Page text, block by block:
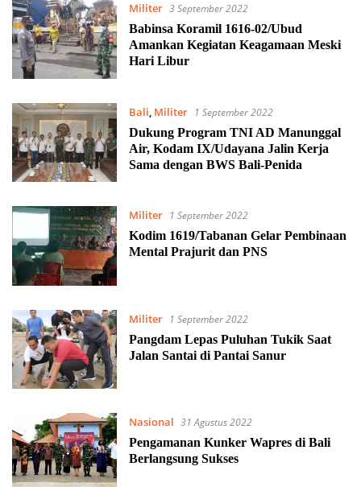
Militer 3 September 2022
Babinsa Koramil 1616-02/Ubud
Amankan Kegiatan Keagamaan Meski
Hari Libur
Bali, Militer
1 September 2022
Dukung Program TNI AD Manunggal
Air, Kodam IX/Udayana Jalin Kerja
Sama dengan BWS Bali-Penida
Militer
1 September 2022
Kodim 1619/Tabanan Gelar Pembinaan
Mental Prajurit dan PNS
Militer
1 September 2022
Pangdam Lepas Puluhan Tukik Saat
Jalan Santai di Pantai Sanur
Nasional 31 Agustus 2022
Pengamanan Kunker Wapres di Bali
Berlangsung Sukses